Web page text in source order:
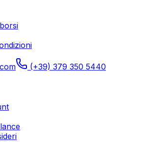
(+39) 379 350 5440